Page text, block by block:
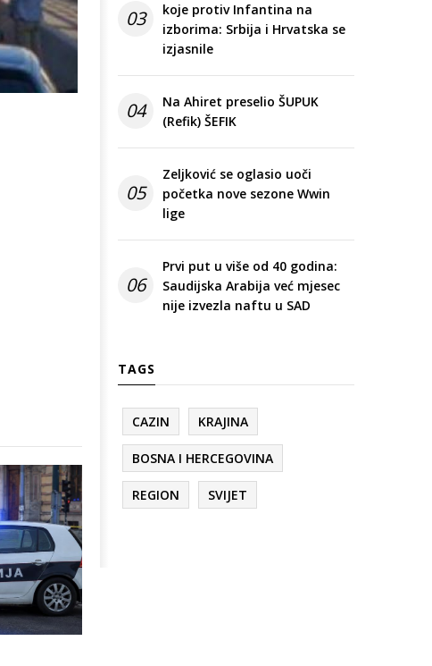
03
koje protiv Infantina na
izborima: Srbija i Hrvatska se
izjasnile
04
Na Ahiret preselio ŠUPUK
(Refik) ŠEFIK
05
Zeljković se oglasio uoči
početka nove sezone Wwin
lige
06
Prvi put u više od 40 godina:
Saudijska Arabija već mjesec
nije izvezla naftu u SAD
TAGS
CAZIN KRAJINA
BOSNA I HERCEGOVINA
REGION SVIJET